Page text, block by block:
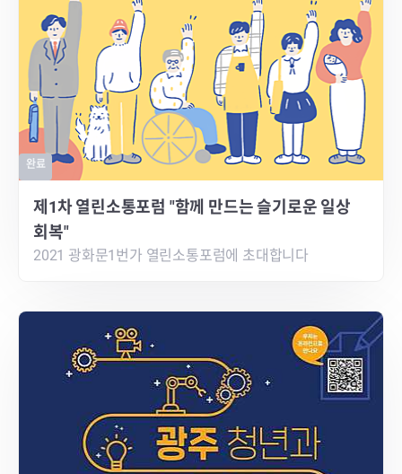
완료
제1차 열린소통포럼 "함께 만드는 슬기로운 일상
회복"
2021 광화문1번가 열린소통포럼에 초대합니다